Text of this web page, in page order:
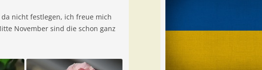
nicht festlegen, ich freue mich
November sind die schon ganz